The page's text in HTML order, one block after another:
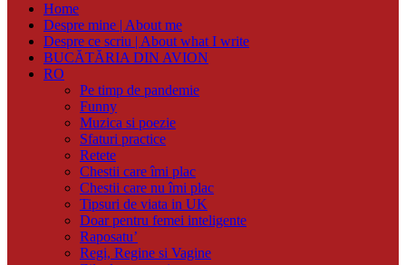
Home
Despre mine | About me
Despre ce scriu | About what I write
BUCĂTĂRIA DIN AVION
RO
Pe timp de pandemie
Funny
Muzica si poezie
Sfaturi practice
Retete
Chestii care îmi plac
Chestii care nu îmi plac
Tipsuri de viata in UK
Doar pentru femei inteligente
Raposatu’
Regi, Regine si Vagine